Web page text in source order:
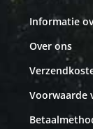
Informatie
Over ons
Voorwaarde